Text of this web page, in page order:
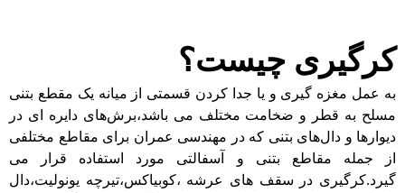
کرگیری چیست؟
به عمل مغزه گیری و یا جدا کردن قسمتی از میانه یک مقطع بتنی
مسلح به قطر و ضخامت مختلف می باشد،برش‌های دایره ای در
دیوارها و دال‌های بتنی که در مهندسی عمران برای مقاطع مختلفی
از جمله مقاطع بتنی و آسفالتی مورد استفاده قرار می
گیرد.کرگیری در سقف های عرشه ،کوبیاکس،تیرچه یونولیت،دال